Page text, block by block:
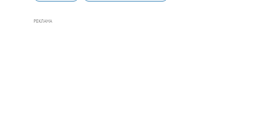
РЕКЛАМА